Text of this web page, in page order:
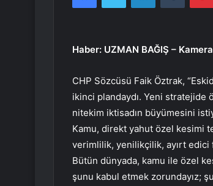
Haber: UZMAN BAĞIŞ –
CHP Sözcüsü Faik Öztrak,
ikinci plandaydı. Yeni stratejide
nitekim iktisadın büyümesini
Kamu, direkt yahut özel kesimi
verimlilik, yenilikçilik, ayırt
Bütün dünyada, kamu ile özel
şunu kabul etmek zorundayız;